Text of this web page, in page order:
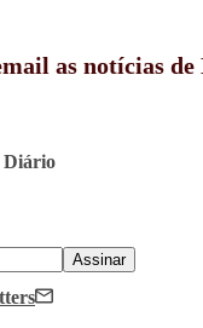
as notícias
Diário
Assinar